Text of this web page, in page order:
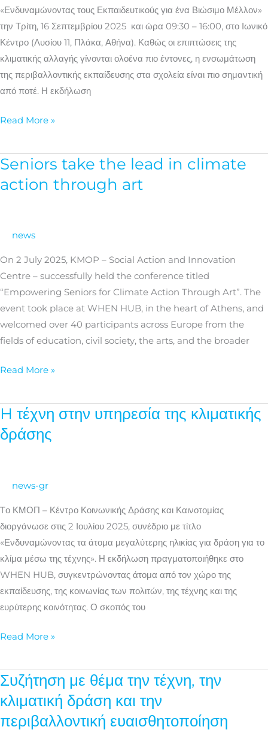
«Ενδυναμώνοντας τους Εκπαιδευτικούς για ένα Βιώσιμο Μέλλον»
την Τρίτη, 16 Σεπτεμβρίου 2025 και ώρα 09:30 – 16:00, στο Ιωνικό
Κέντρο (Λυσίου 11, Πλάκα, Αθήνα). Καθώς οι επιπτώσεις της
κλιματικής αλλαγής γίνονται ολοένα πιο έντονες, η ενσωμάτωση
της περιβαλλοντικής εκπαίδευσης στα σχολεία είναι πιο σημαντική
από ποτέ. Η εκδήλωση
Read More »
Seniors take the lead in climate
action through art
news
On 2 July 2025, KMOP – Social Action and Innovation
Centre – successfully held the conference titled
“Empowering Seniors for Climate Action Through Art”. The
event took place at WHEN HUB, in the heart of Athens, and
welcomed over 40 participants across Europe from the
fields of education, civil society, the arts, and the broader
Seniors
the
climate
action
through
art
Read More »
H τέχνη στην υπηρεσία της κλιματικής
δράσης
news-gr
Tο ΚΜΟΠ – Κέντρο Κοινωνικής Δράσης και Καινοτομίας
διοργάνωσε στις 2 Ιουλίου 2025, συνέδριο με τίτλο
«Ενδυναμώνοντας τα άτομα μεγαλύτερης ηλικίας για δράση για το
κλίμα μέσω της τέχνης». Η εκδήλωση πραγματοποιήθηκε στο
WHEN HUB, συγκεντρώνοντας άτομα από τον χώρο της
εκπαίδευσης, της κοινωνίας των πολιτών, της τέχνης και της
ευρύτερης κοινότητας. Ο σκοπός του
H
τέχνη
στην
κλιματικής
δράσης
Read More »
Συζήτηση με θέμα την τέχνη, την
κλιματική δράση και την
περιβαλλοντική ευαισθητοποίηση
Συζήτηση
με
θέμα
την